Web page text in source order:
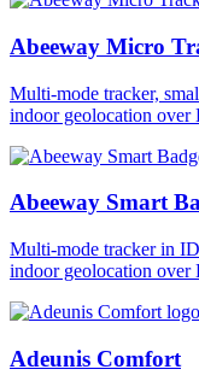
Abeeway Micro
Multi-mode tracker,
indoor geolocation
Abeeway Smart
Multi-mode tracker in
indoor geolocation
Adeunis Comfort